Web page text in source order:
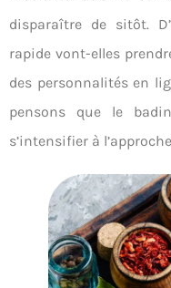
disparaître de sitôt.
rapide vont-elles
des personnalités en
pensons que le
s’intensifier à